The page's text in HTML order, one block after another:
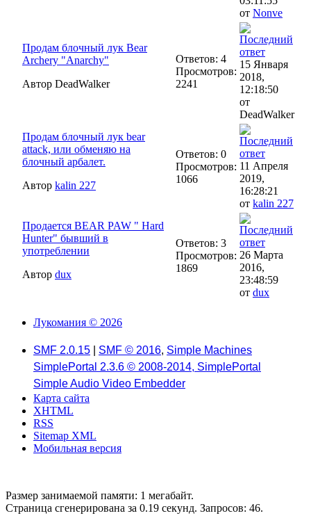
от Nonve
Продам блочный лук Bear
Archery "Anarchy"
Автор DeadWalker
Ответов: 4
Просмотров:
2241
15 Января
2018,
12:18:50
от
DeadWalker
Продам блочный лук bear
attack, или обменяю на
блочный арбалет.
Автор kalin 227
Ответов: 0
Просмотров:
1066
11 Апреля
2019,
16:28:21
от kalin 227
Продается BEAR PAW " Hard
Hunter" бывший в
употреблении
Автор dux
Ответов: 3
Просмотров:
1869
26 Марта
2016,
23:48:59
от dux
Лукомания © 2026
SMF 2.0.15 SMF © 2016, Simple Machines
SimplePortal 2.3.6 © 2008-2014, SimplePortal
Simple Audio Video Embedder
Карта сайта
XHTML
RSS
Sitemap XML
Мобильная версия
Размер занимаемой памяти: 1 мегабайт.
Страница сгенерирована за 0.19 секунд. Запросов: 46.